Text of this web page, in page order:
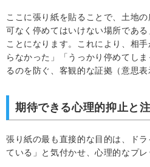
ここに張り紙を貼ることで、土地
可なく停めてはいけない場所であ
ことになります。これにより、相
らなかった」「うっかり停めてし
るのを防ぐ、客観的な証拠（意思表
期待できる心理的抑止と
張り紙の最も直接的な目的は、ド
ている」と気付かせ、心理的なプレ